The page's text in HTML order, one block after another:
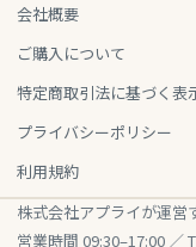
会社概要
ご購入について
特定商取引法に基づく表
プライバシーポリシー
利用規約
株式会社アプライが運営
営業時間 09:30–17:00 ／